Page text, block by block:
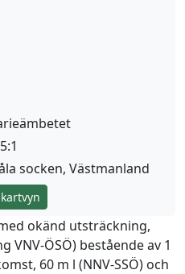
socken, Västmanland
okänd utsträckning,
VNV-ÖSÖ) bestående av 1
60 m l (NNV-SSÖ) och